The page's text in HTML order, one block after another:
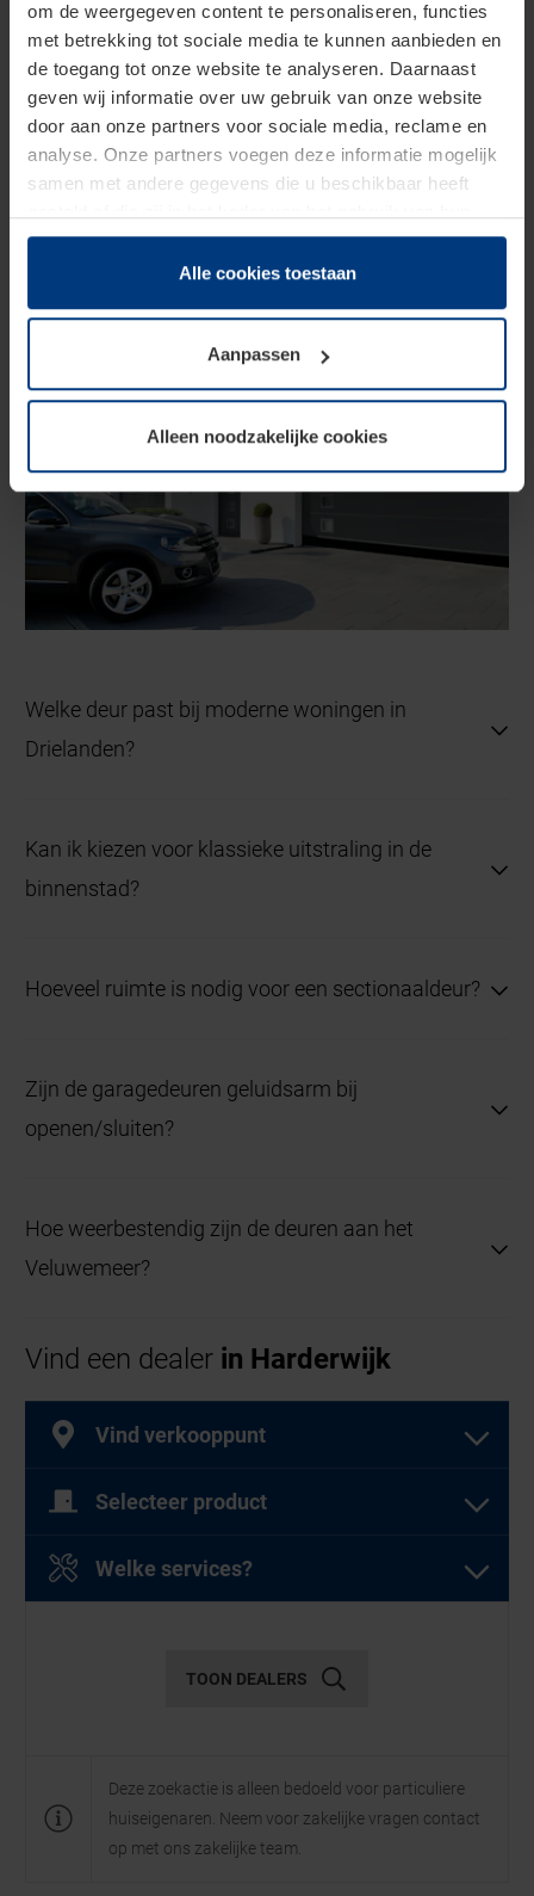
om de weergegeven content te personaliseren, functies
met betrekking tot sociale media te kunnen aanbieden en
de toegang tot onze website te analyseren. Daarnaast
geven wij informatie over uw gebruik van onze website
door aan onze partners voor sociale media, reclame en
analyse. Onze partners voegen deze informatie mogelijk
samen met andere gegevens die u beschikbaar heeft
dienstverlening hebben verzameld.
Juridisch zijn wij gerechtigd om cookies op uw computer
onze pagina's absoluut noodzakelijk is. Voor alle andere
soorten cookies is uw toestemming vereist. Uw
toestemming kunt u op elk moment bij de uitleg van de
wijzigen of herroepen.
Alle cookies toestaan
Aanpassen
Alleen noodzakelijke cookies
garagedeuren in Harderwijk
Welke deur past bij moderne woningen in
Drielanden?
Kan ik kiezen voor klassieke uitstraling in de
binnenstad?
Hoeveel ruimte is nodig voor een sectionaaldeur?
Zijn de garagedeuren geluidsarm bij
openen/sluiten?
Hoe weerbestendig zijn de deuren aan het
Veluwemeer?
zijn ze geschikt voor vochtig klimaat.
Vind een dealer in Harderwijk
Vind verkooppunt
Selecteer product
Garagesectionaaldeuren
Welke services?
DienstenTOON DEALERS
Deze zoekactie is alleen bedoeld voor particuliere
huiseigenaren. Neem voor zakelijke vragen contact
op met ons zakelijke team.